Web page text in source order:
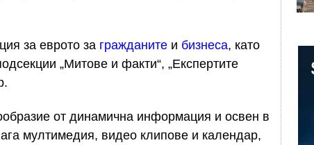
за еврото за гражданите и бизнеса, като
„Митове и факти“, „Експертите
от динамична информация и освен в
мултимедия, видео клипове и календар,